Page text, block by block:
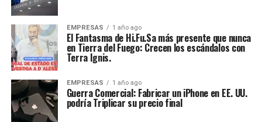
EMPRESAS 1 año ago
El Fantasma de Hi.Fu.Sa más presente que nunca
en Tierra del Fuego: Crecen los escándalos con
Terra Ignis.
EMPRESAS 1 año ago
Guerra Comercial: Fabricar un iPhone en EE. UU.
podría Triplicar su precio final